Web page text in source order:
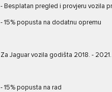
- Besplatan pregled i provjeru vozila
- 15% popusta na dodatnu opremu
Za Jaguar vozila godišta 2018. -
- 15% popusta na rad